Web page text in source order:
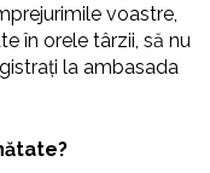
voastre,
în orele târzii, să nu
la ambasada